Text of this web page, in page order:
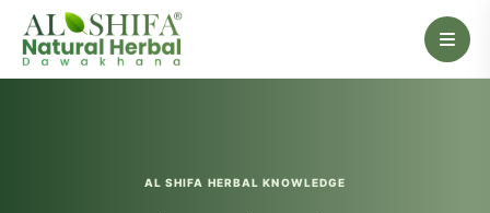
AL SHIFA HERBAL KNOWLEDGE